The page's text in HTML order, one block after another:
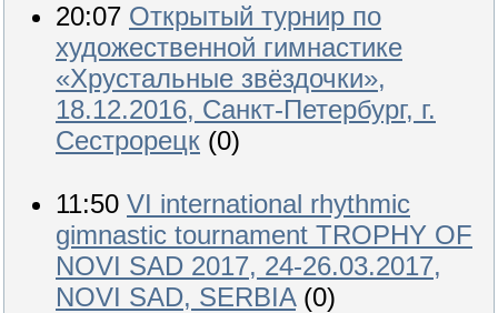
20:07 Открытый турнир по
художественной гимнастике
«Хрустальные звёздочки»,
18.12.2016, Санкт-Петербург, г.
Сестрорецк (0)
11:50 VI international rhythmic
gimnastic tournament TROPHY OF
NOVI SAD 2017, 24-26.03.2017,
NOVI SAD, SERBIA (0)